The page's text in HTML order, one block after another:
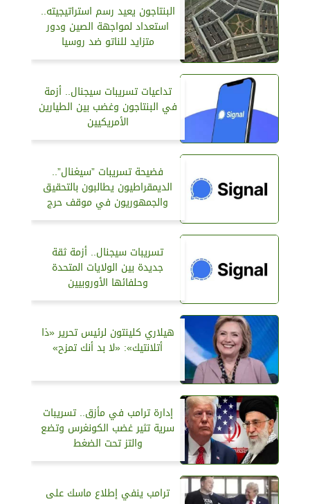
البنتاجون يعيد رسم استراتيجيته..
استعداد لمواجهة الصين ودور
متزايد للناتو ضد روسيا
تداعيات تسريبات سيجنال.. أزمة
في البنتاجون وغضب بين الطيارين
الأمريكيين
فضيحة تسريبات ”سيغنال”..
الديمقراطيون يطالبون بالتحقيق
والجمهوريون في موقف حرج
تسريبات سيجنال.. أزمة ثقة
جديدة بين الولايات المتحدة
وحلفائها الأوروبيين
هيلاري كلينتون لرئيس تحرير «ذا
أتلانتيك»: «لا بد أنك تمزح»
إدارة ترامب في مأزق.. تسريبات
سرية تثير غضب الكونغرس وتضع
والتز تحت الضغط
ترامب ينفي إطلاع ماسك على